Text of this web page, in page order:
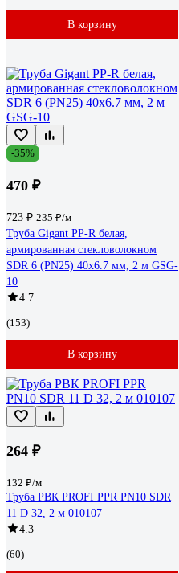
В корзину
-35%
470 ₽
723 ₽ 235 ₽/м
Труба Gigant PP-R белая,
армированная стекловолокном
SDR 6 (PN25) 40x6.7 мм, 2 м GSG-
10
4.7
(153)
В корзину
264 ₽
132 ₽/м
Труба РВК PROFI PPR PN10 SDR
11 D 32, 2 м 010107
4.3
(60)